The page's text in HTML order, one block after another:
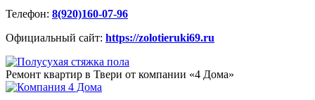
Телефон: 8(920)160-07-96
Официальный сайт: https://zolotieruki69.ru
Ремонт квартир в Твери от компании «4 Дома»